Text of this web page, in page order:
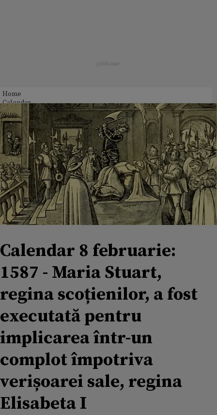
Home
Calendar
Calendar 8 februarie:
1587 - Maria Stuart,
regina scoțienilor, a fost
executată pentru
implicarea într-un
complot împotriva
verișoarei sale, regina
Elisabeta I